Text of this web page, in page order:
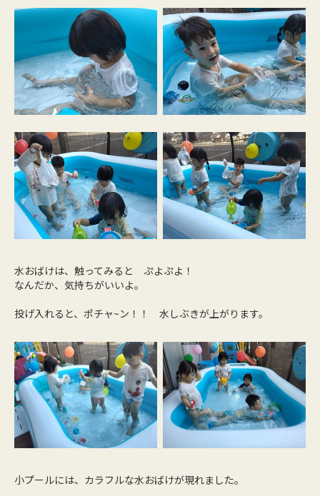
水おばけは、触ってみると ぷよぷよ！
なんだか、気持ちがいいよ。
投げ入れると、ポチャ~ン！！ 水しぶきが上がります。
小プールには、カラフルな水おばけが現れました。